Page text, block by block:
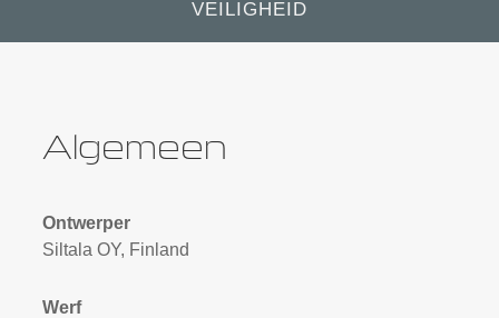
Algemeen
Ontwerper
Siltala OY, Finland
Werf
VEILIGHEID